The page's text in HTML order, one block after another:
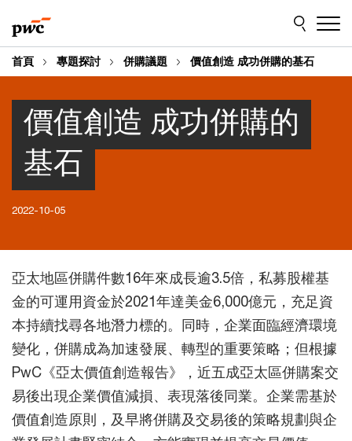
to
content
to
footer
首頁 專題探討 併購議題 價值創造 成功併購的基石
價值創造 成功併購的
基石
2022-10-05
亞太地區併購件數16年來成長逾3.5倍，私募股權基
金的可運用資金於2021年達美金6,000億元，充足資
本持續找尋各地潛力標的。同時，企業面臨經濟環境
變化，併購成為加速發展、轉型的重要策略；但根據
PwC《亞太價值創造報告》，近五成亞太區併購案交
易後出現企業價值減損、表現落後同業。企業需基於
價值創造原則，及早將併購及交易後的策略規劃與企